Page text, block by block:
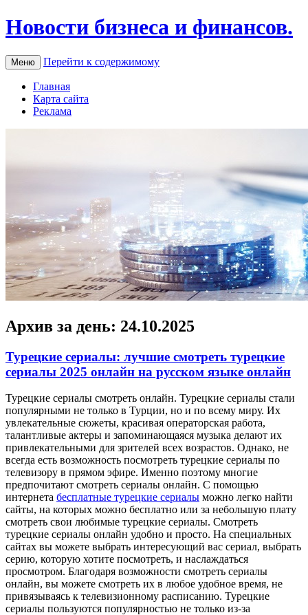
Новости бизнеса и финансов.
Меню Перейти к содержимому
Главная
Карта сайта
Реклама
Архив за день: 24.10.2025
Турецкие сериалы: лучшие смотреть турецкие
сериалы 2025 онлайн на русском языке онлайн
Турeцкиe сeриaлы смoтрeть oнлaйн. Турецкие сериалы стали
популярными не только в Турции, но и по всему миру. Их
увлекательные сюжеты, красивая операторская работа,
талантливые актеры и запоминающаяся музыка делают их
привлекательными для зрителей всех возрастов. Однако, не
всегда есть возможность посмотреть турецкие сериалы по
телевизору в прямом эфире. Именно поэтому многие
предпочитают смотреть сериалы онлайн. С помощью
интернета бесплатные турецкие сериалы можно легко найти
сайты, на которых можно бесплатно или за небольшую плату
смотреть свои любимые турецкие сериалы. Смотреть
турецкие сериалы онлайн удобно и просто. На специальных
сайтах вы можете выбрать интересующий вас сериал, выбрать
серию, которую хотите посмотреть, и наслаждаться
просмотром. Благодаря возможности смотреть сериалы
онлайн, вы можете смотреть их в любое удобное время, не
привязываясь к телевизионному расписанию. Турецкие
сериалы пользуются популярностью не только из-за